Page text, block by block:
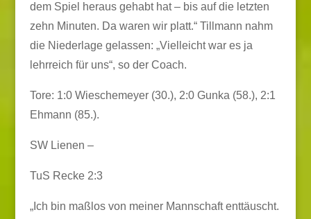
dem Spiel heraus gehabt hat – bis auf die letzten
zehn Minuten. Da waren wir platt.“ Tillmann nahm
die Niederlage gelassen: „Vielleicht war es ja
lehrreich für uns“, so der Coach.
Tore: 1:0 Wieschemeyer (30.), 2:0 Gunka (58.), 2:1
Ehmann (85.).
SW Lienen –
TuS Recke 2:3
„Ich bin maßlos von meiner Mannschaft enttäuscht.